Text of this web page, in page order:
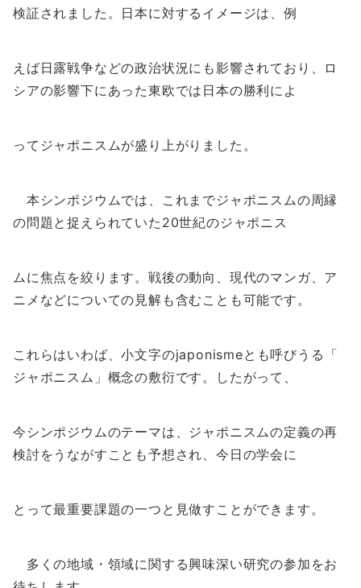
検証されまし た。日本に対するイメージは、例
えば日露戦争などの政治状況にも影響されており、
ロ
シアの影響下にあった東欧では日本の勝利によ
ってジャポニスムが盛り上がりました。
本シンポジウムでは、
これまでジャポニスムの周縁
の問題と捉えられていた20世紀のジ ャポニス
ムに焦点を絞ります。戦後の動向、現代のマンガ、 ア
ニメなどについての見解も含むことも可能です。
これらはいわば、小文字のjaponismeとも呼びうる「
ジャポニスム」概念の敷衍です。したがって、
今シンポジウムのテーマは、 ジャポニスムの定義の再
検討をうながすことも予想され、 今日の学会に
とって最重要課題の一つと見做すことができます。
多くの地域・領域に関する興味深い研究の参加をお